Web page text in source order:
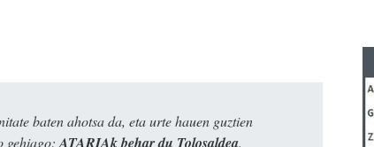
baten ahotsa da, eta urte hauen guztien
gehiago: ATARIAk behar du Tolosaldea.